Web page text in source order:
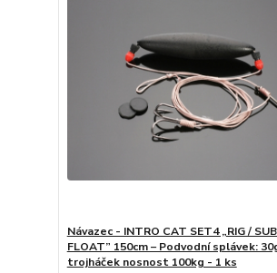
Návazec - INTRO CAT SET4 „RIG /
FLOAT” 150cm – Podvodní splávek:
trojháček nosnost 100kg - 1 ks